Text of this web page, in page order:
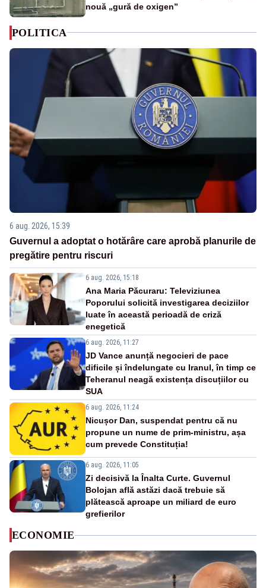
nouă „gură de oxigen”
POLITICA
6 aug. 2026, 15:39
Guvernul a adoptat o hotărâre care aprobă planurile de
pregătire pentru riscuri
6 aug. 2026, 15:18
Ana Maria Păcuraru: Televiziunea
Poporului solicită investigarea deciziilor
luate în această perioadă de criză
enegetică
6 aug. 2026, 11:27
JD Vance anunță negocieri de pace
dificile și îndelungate cu Iranul, în timp ce
Teheranul neagă existența discuțiilor cu
SUA
6 aug. 2026, 11:24
Nicușor Dan, suspendat pentru că nu
propune un nume de prim-ministru, așa
cum prevede Constituția!
6 aug. 2026, 11:05
Zi decisivă la Înalta Curte. Guvernul
Bolojan află astăzi dacă trebuie să
plătească aproape un miliard de euro
grefierilor
ECONOMIE